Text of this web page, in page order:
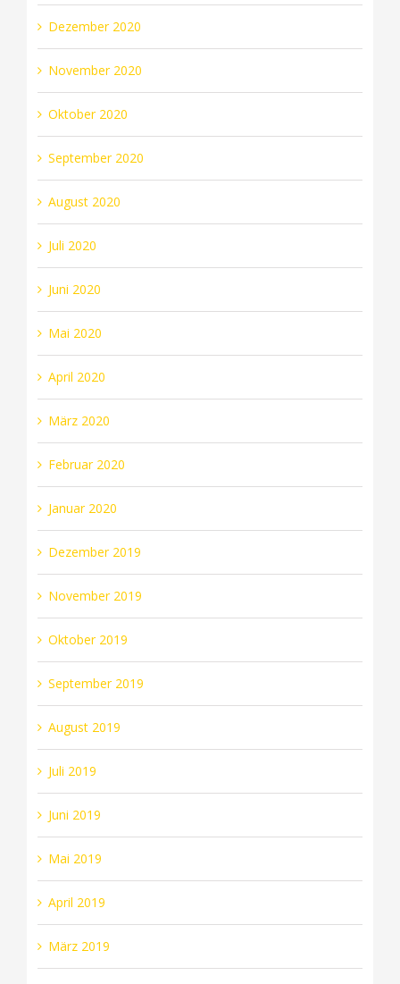
Dezember 2020
November 2020
Oktober 2020
September 2020
August 2020
Juli 2020
Juni 2020
Mai 2020
April 2020
März 2020
Februar 2020
Januar 2020
Dezember 2019
November 2019
Oktober 2019
September 2019
August 2019
Juli 2019
Juni 2019
Mai 2019
April 2019
März 2019